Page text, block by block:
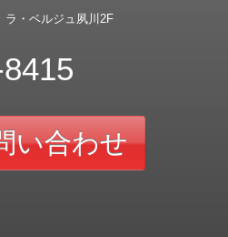
・ベルジュ夙川2F
い合わせ